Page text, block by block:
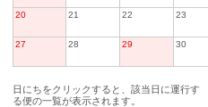
20 21 22 23
27 28 29 30
日にちをクリックすると、該当日に運行す
る便の一覧が表示されます。